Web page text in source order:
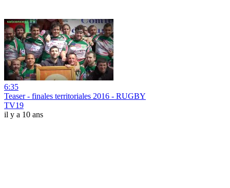
6:35
Teaser - finales territoriales 2016 - RUGBY
TV19
il y a 10 ans